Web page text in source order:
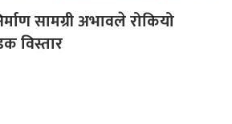
सामग्री अभावले रोकियो
विस्तार